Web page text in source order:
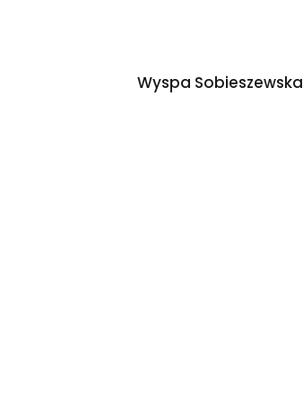
Wyspa Sobieszewska